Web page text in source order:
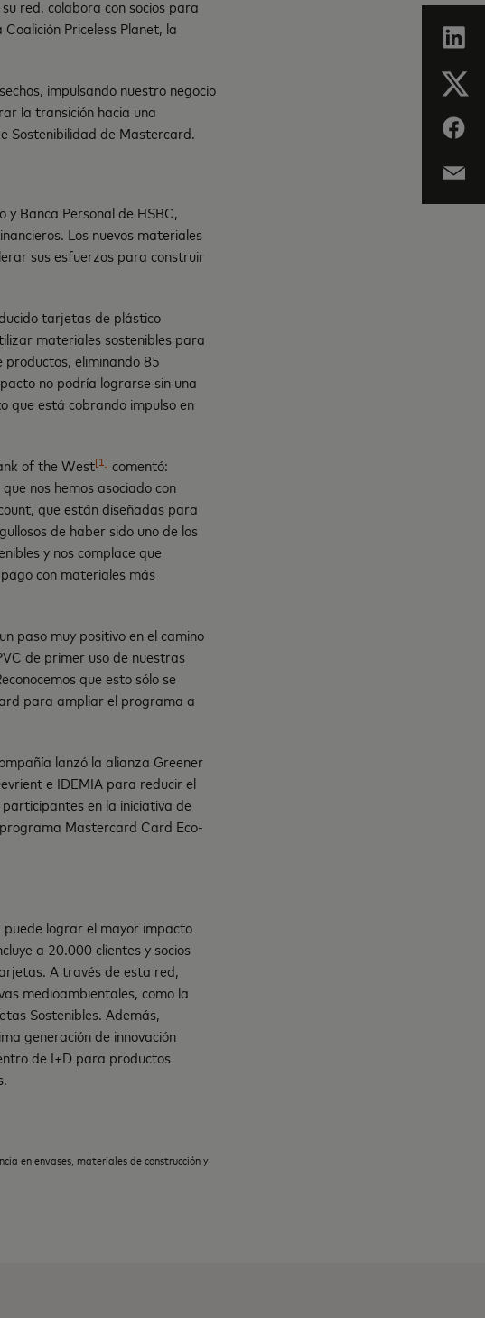
red, colabora con socios para
Priceless Planet, la
impulsando nuestro negocio
la transición hacia una
Sostenibilidad de Mastercard.
Banca Personal de HSBC,
Los nuevos materiales
sus esfuerzos para construir
tarjetas de plástico
materiales sostenibles para
eliminando 85
no podría lograrse sin una
que está cobrando impulso en
of the West[1] comentó:
nos hemos asociado con
que están diseñadas para
de haber sido uno de los
y nos complace que
con materiales más
paso muy positivo en el camino
de primer uso de nuestras
que esto sólo se
para ampliar el programa a
lanzó la alianza Greener
e IDEMIA para reducir el
en la iniciativa de
Mastercard Card Eco-
lograr el mayor impacto
a 20.000 clientes y socios
A través de esta red,
medioambientales, como la
Sostenibles. Además,
generación de innovación
de I+D para productos
en envases, materiales de construcción y